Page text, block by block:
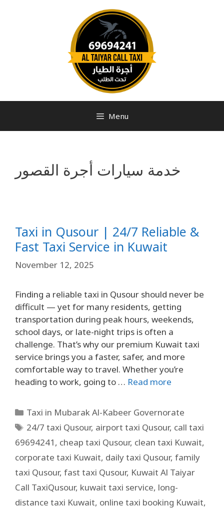
Menu
خدمة سيارات أجرة القصور
Taxi in Qusour | 24/7 Reliable &
Fast Taxi Service in Kuwait
November 12, 2025
Finding a reliable taxi in Qusour should never be
difficult — yet for many residents, getting
transportation during peak hours, weekends,
school days, or late-night trips is often a
challenge. That’s why our premium Kuwait taxi
service brings you a faster, safer, and more
comfortable way to travel. Whether you’re
heading to work, going to … Read more
Taxi in Mubarak Al-Kabeer Governorate
24/7 taxi Qusour, airport taxi Qusour, call taxi
69694241, cheap taxi Qusour, clean taxi Kuwait,
corporate taxi Kuwait, daily taxi Qusour, family
taxi Qusour, fast taxi Qusour, Kuwait Al Taiyar
Call TaxiQusour, kuwait taxi service, long-
distance taxi Kuwait, online taxi booking Kuwait,